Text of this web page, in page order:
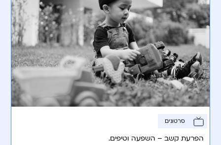
סרטונים
הפרעת קשב – השפעה וטיפים.